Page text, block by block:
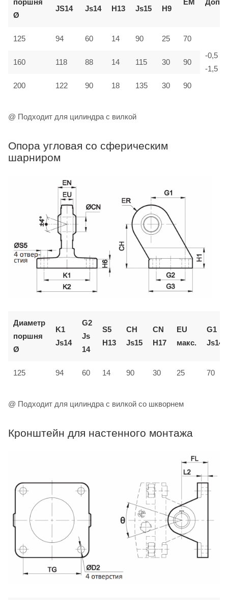
поршня
Ø
JS14
Js14
H13
Js15
H9
EM Доп.
125 94 60 14 90 25 70
-0,5
-1,5
160 118 88 14 115 30 90
200 122 90 18 135 30 90
@ Подходит для цилиндра с вилкой
Опора угловая со сферическим
шарниром
Диаметр
поршня
Ø
K1
Js14
G2
Js
14
S5
H13
CH
Js15
CN
H17
EU
макс.
G1
Js14
125 94 60 14 90 30 25 70
@ Подходит для цилиндра с вилкой со шкворнем
Кронштейн для настенного монтажа